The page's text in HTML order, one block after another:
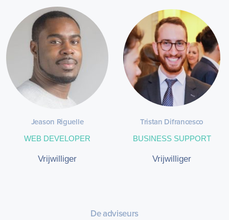
Jeason Riguelle
WEB DEVELOPER
Vrijwilliger
Tristan Difrancesco
BUSINESS SUPPORT
Vrijwilliger
De adviseurs